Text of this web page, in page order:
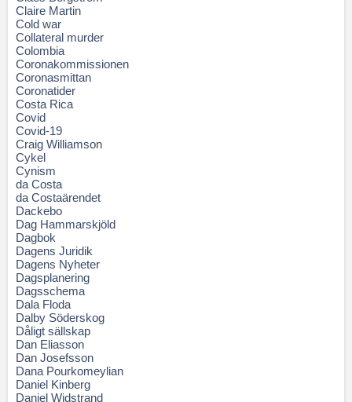
Claire Martin
Cold war
Collateral murder
Colombia
Coronakommissionen
Coronasmittan
Coronatider
Costa Rica
Covid
Covid-19
Craig Williamson
Cykel
Cynism
da Costa
da Costaärendet
Dackebo
Dag Hammarskjöld
Dagbok
Dagens Juridik
Dagens Nyheter
Dagsplanering
Dagsschema
Dala Floda
Dalby Söderskog
Dåligt sällskap
Dan Eliasson
Dan Josefsson
Dana Pourkomeylian
Daniel Kinberg
Daniel Widstrand